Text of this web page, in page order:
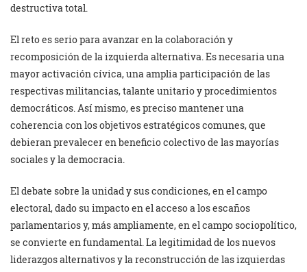
destructiva total.
El reto es serio para avanzar en la colaboración y
recomposición de la izquierda alternativa. Es necesaria una
mayor activación cívica, una amplia participación de las
respectivas militancias, talante unitario y procedimientos
democráticos. Así mismo, es preciso mantener una
coherencia con los objetivos estratégicos comunes, que
debieran prevalecer en beneficio colectivo de las mayorías
sociales y la democracia.
El debate sobre la unidad y sus condiciones, en el campo
electoral, dado su impacto en el acceso a los escaños
parlamentarios y, más ampliamente, en el campo sociopolítico,
se convierte en fundamental. La legitimidad de los nuevos
liderazgos alternativos y la reconstrucción de las izquierdas